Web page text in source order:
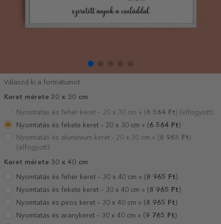
Válaszd ki a formátumot
Keret mérete 20 x 30 cm
Nyomtatás és fehér keret – 20 x 30 cm » ( 6 564 Ft ) (elfogyott)
Nyomtatás és fekete keret – 20 x 30 cm » (6 564 Ft)
Nyomtatás és alumínium keret - 20 x 30 cm » ( 8 965 Ft)
(elfogyott)
Keret mérete 30 x 40 cm
Nyomtatás és fehér keret – 30 x 40 cm » ( 8 965 Ft )
Nyomtatás és fekete keret – 30 x 40 cm » ( 8 965 Ft )
Nyomtatás és piros keret – 30 x 40 cm » (8 965 Ft)
Nyomtatás és aranykeret – 30 x 40 cm » (9 765 Ft)